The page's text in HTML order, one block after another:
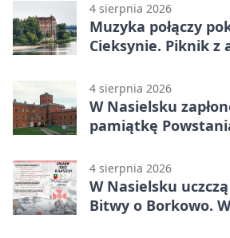
4 sierpnia 2026
Muzyka połączy
Cieksynie. Piknik z
4 sierpnia 2026
W Nasielsku
pamiątkę
4 sierpnia 2026
W Nasielsku
Bitwy o Borkowo.